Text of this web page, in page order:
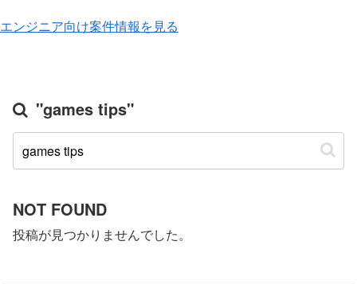
エンジニア向け案件情報を見る
"games tips"
NOT FOUND
投稿が見つかりませんでした。